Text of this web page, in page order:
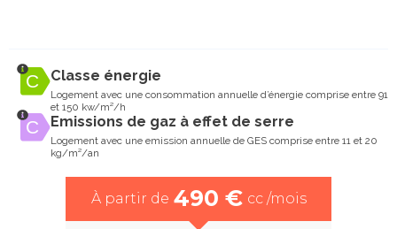
Classe énergie
Logement avec une consommation annuelle d’énergie comprise entre 91
et 150 kw/m²/h
Emissions de gaz à effet de serre
Logement avec une emission annuelle de GES comprise entre 11 et 20
kg/m²/an
À partir de 490 € cc /mois